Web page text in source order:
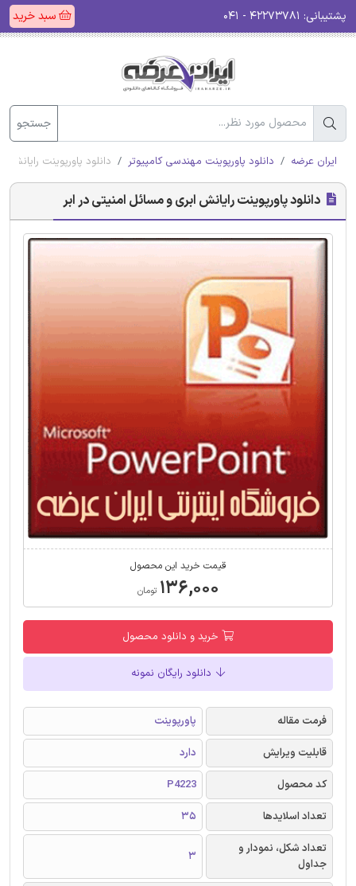
پشتیبانی: سبد خرید
جستجو
ایران عرضه دانلود پاورپوینت مهندسی کامپیوتر دانلود پاورپوینت رایانش
دانلود پاورپوینت رایانش ابری و مسائل امنیتی در ابر
قیمت خرید این محصول
۱۳۶,۰۰۰ تومان
خرید و دانلود محصول
دانلود رایگان نمونه
فرمت مقاله
پاورپوینت
قابلیت ویرایش
دارد
کد محصول
P4223
تعداد اسلایدها
35
تعداد شکل، نمودار و
جداول
3